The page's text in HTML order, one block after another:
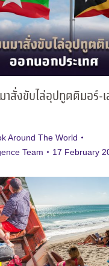
าสั่งขับไล่อุปทูตติมอร์-
Around The World
Team 17 February